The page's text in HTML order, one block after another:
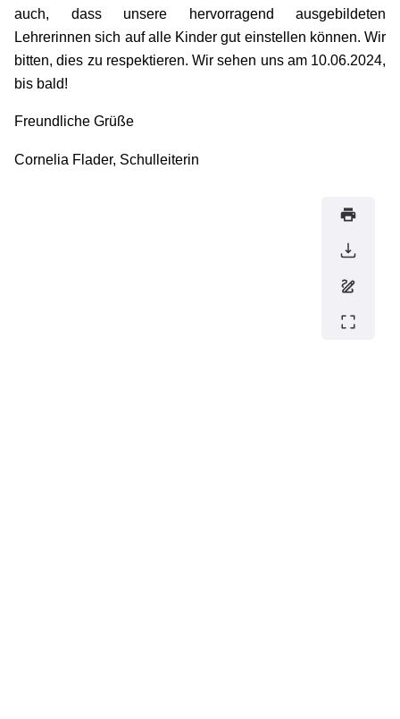
auch, dass unsere hervorragend ausgebildeten
Lehrerinnen sich auf alle Kinder gut einstellen können. Wir
bitten, dies zu respektieren. Wir sehen uns am 10.06.2024,
bis bald!
Freundliche Grüße
Cornelia Flader, Schulleiterin